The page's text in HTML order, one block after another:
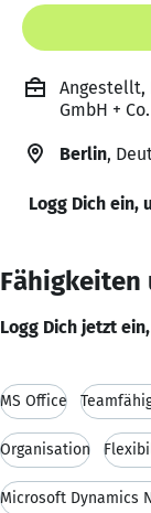
Angestellt,
GmbH +
Berlin,
Logg Dich ein,
Fähigkeiten
Logg Dich jetzt
MS Office
Organisation
Microsoft Dynamics